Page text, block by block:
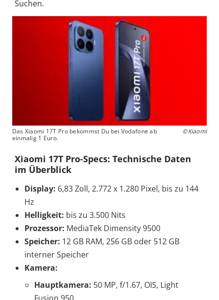
Suchen.
Das Xiaomi 17T Pro bekommst Du bei Vodafone ab
einmalig 1 Euro.
©Xiaomi
Xiaomi 17T Pro-Specs: Technische Daten
im Überblick
Display: 6,83 Zoll, 2.772 x 1.280 Pixel, bis zu 144
Hz
Helligkeit: bis zu 3.500 Nits
Prozessor: MediaTek Dimensity 9500
Speicher: 12 GB RAM, 256 GB oder 512 GB
interner Speicher
Kamera:
Hauptkamera: 50 MP, f/1.67, OIS, Light